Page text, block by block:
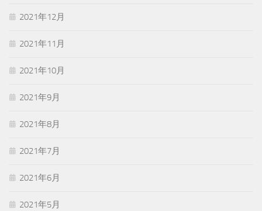
2021年12月
2021年11月
2021年10月
2021年9月
2021年8月
2021年7月
2021年6月
2021年5月